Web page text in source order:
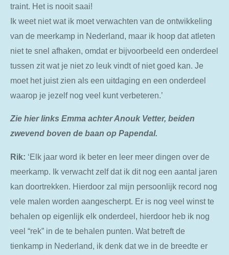
traint. Het is nooit saai!
Ik weet niet wat ik moet verwachten van de ontwikkeling
van de meerkamp in Nederland, maar ik hoop dat atleten
niet te snel afhaken, omdat er bijvoorbeeld een onderdeel
tussen zit wat je niet zo leuk vindt of niet goed kan. Je
moet het juist zien als een uitdaging en een onderdeel
waarop je jezelf nog veel kunt verbeteren.’
Zie hier links Emma achter Anouk Vetter, beiden
zwevend boven de baan op Papendal.
Rik: ‘Elk jaar word ik beter en leer meer dingen over de
meerkamp. Ik verwacht zelf dat ik dit nog een aantal jaren
kan doortrekken. Hierdoor zal mijn persoonlijk record nog
vele malen worden aangescherpt. Er is nog veel winst te
behalen op eigenlijk elk onderdeel, hierdoor heb ik nog
veel “rek” in de te behalen punten. Wat betreft de
tienkamp in Nederland, ik denk dat we in de breedte er